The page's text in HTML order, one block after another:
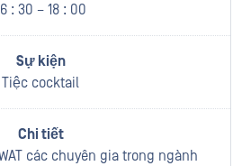
: 30 – 18 : 00
Tiệc cocktail
các chuyên gia trong ngành